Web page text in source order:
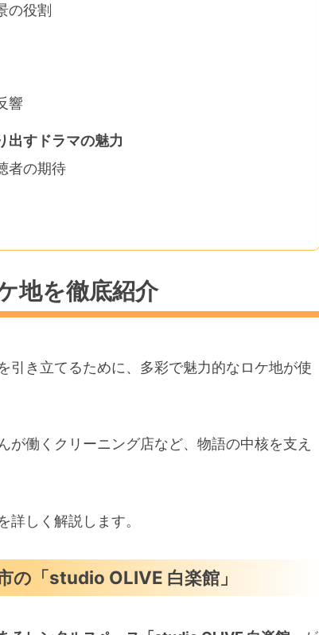
の役割
響
出すドラマの魅力
者の期待
地を徹底紹介
引き立てるために、多彩で魅力的なロケ地が使
が働くクリーニング店など、物語の中核を支え
しく解説します。
の「studio OLIVE 白楽館」